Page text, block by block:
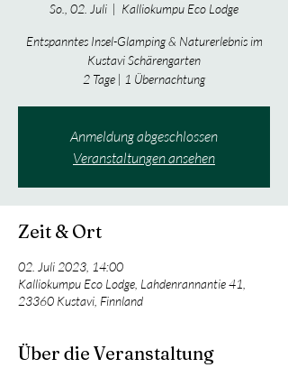
So., 02. Juli
  |
Kalliokumpu Eco Lodge
Entspanntes Insel-Glamping & Naturerlebnis im
Kustavi Schärengarten
2 Tage | 1 Übernachtung
Anmeldung abgeschlossen
Veranstaltungen ansehen
Zeit & Ort
02. Juli 2023, 14:00
Kalliokumpu Eco Lodge, Lahdenrannantie 41,
23360 Kustavi, Finnland
Über die Veranstaltung